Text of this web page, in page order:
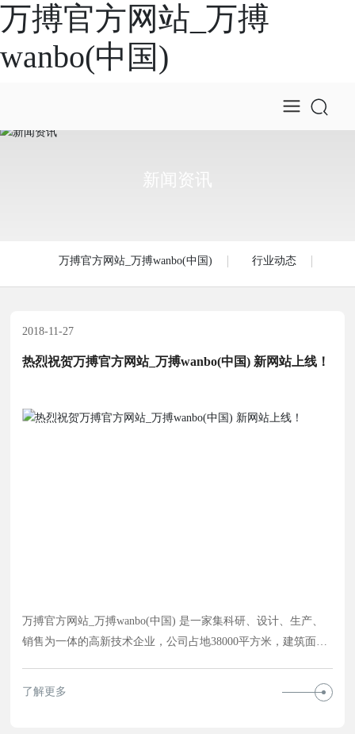
万搏官方网站_万搏
wanbo(中国)
新闻资讯
万搏官方网站_万搏wanbo(中国) 行业动态
2018-11-27
热烈祝贺万搏官方网站_万搏wanbo(中国) 新网站上线！
万搏官方网站_万搏wanbo(中国) 是一家集科研、设计、生产、
销售为一体的高新技术企业，公司占地38000平方米，建筑面积
wanbo(中国) 、储气罐、氧气过滤器)，非标制造。公司坚持以
了解更多